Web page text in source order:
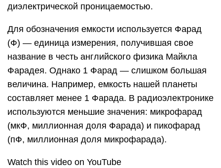
диэлектрической проницаемостью.
Для обозначения емкости используется Фарад
(Ф) — единица измерения, получившая свое
название в честь английского физика Майкла
Фарадея. Однако 1 Фарад — слишком большая
величина. Например, емкость нашей планеты
составляет менее 1 Фарада. В радиоэлектронике
используются меньшие значения: микрофарад
(мкФ, миллионная доля Фарада) и пикофарад
(пФ, миллионная доля микрофарада).
Watch this video on YouTube